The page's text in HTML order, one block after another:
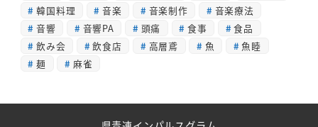
韓国料理
音楽 音楽制作
音楽療法
音響
音響PA 頭痛 食事
食品
飲み会
飲食店 高層鳶 魚
魚睦
麺
麻雀